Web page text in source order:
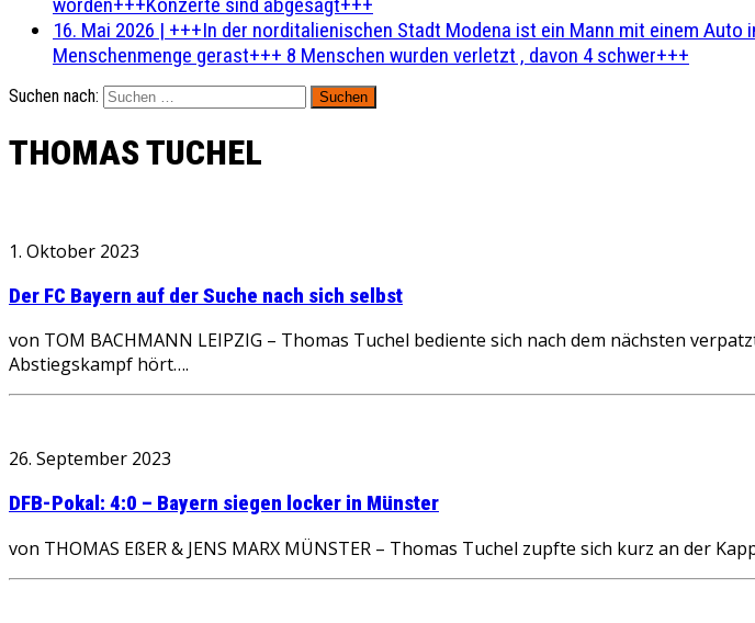
16. Mai 2026 | +++In der norditalienischen Stadt Modena ist ein Mann mit einem Auto
Menschenmenge gerast+++ 8 Menschen wurden verletzt , davon 4 schwer+++
Suchen nach:
THOMAS TUCHEL
1. Oktober 2023
Der FC Bayern auf der Suche nach sich selbst
von TOM BACHMANN LEIPZIG – Thomas Tuchel bediente sich nach dem nächsten
Abstiegskampf hört….
26. September 2023
DFB-Pokal: 4:0 – Bayern siegen locker in Münster
von THOMAS EßER & JENS MARX MÜNSTER – Thomas Tuchel zupfte sich kurz an der